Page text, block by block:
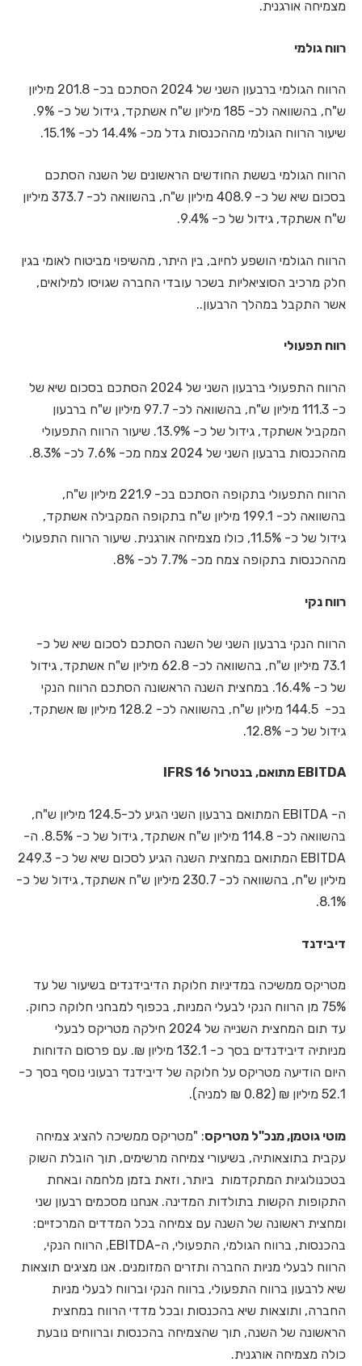
מצמיחה אורגנית.
רווח גולמי
הרווח הגולמי ברבעון השני של 2024 הסתכם בכ- 201.8 מיליון
ש"ח, בהשוואה לכ- 185 מיליון ש"ח אשתקד, גידול של כ- 9%.
שיעור הרווח הגולמי מההכנסות גדל מכ- 14.4% לכ- 15.1%.
הרווח הגולמי בששת החודשים הראשונים של השנה הסתכם
בסכום שיא של כ- 408.9 מיליון ש"ח, בהשוואה לכ- 373.7 מיליון
ש"ח אשתקד, גידול של כ- 9.4%.
הרווח הגולמי הושפע לחיוב, בין היתר, מהשיפוי מביטוח לאומי בגין
חלק מרכיב הסוציאליות בשכר עובדי החברה שגויסו למילואים,
אשר התקבל במהלך הרבעון..
רווח תפעולי
הרווח התפעולי ברבעון השני של 2024 הסתכם בסכום שיא של
כ- 111.3 מיליון ש"ח, בהשוואה לכ- 97.7 מיליון ש"ח ברבעון
המקביל אשתקד, גידול של כ- 13.9%. שיעור הרווח התפעולי
מההכנסות ברבעון השני של 2024 צמח מכ- 7.6% לכ- 8.3%.
הרווח התפעולי בתקופה הסתכם בכ- 221.9 מיליון ש"ח,
בהשוואה לכ- 199.1 מיליון ש"ח בתקופה המקבילה אשתקד,
גידול של כ- 11.5%, כולו מצמיחה אורגנית. שיעור הרווח התפעולי
מההכנסות בתקופה צמח מכ- 7.7% לכ- 8%.
רווח נקי
הרווח הנקי ברבעון השני של השנה הסתכם לסכום שיא של כ-
73.1 מיליון ש"ח, בהשוואה לכ- 62.8 מיליון ש"ח אשתקד, גידול
של כ- 16.4%. במחצית השנה הראשונה הסתכם הרווח הנקי
בכ- 144.5 מיליון ש"ח, בהשוואה לכ- 128.2 מיליון ₪ אשתקד,
גידול של כ- 12.8%.
EBITDA מתואם, בנטרול IFRS 16
ה- EBITDA המתואם ברבעון השני הגיע לכ-124.5 מיליון ש"ח,
בהשוואה לכ- 114.8 מיליון ש"ח אשתקד, גידול של כ- 8.5%. ה-
EBITDA המתואם במחצית השנה הגיע לסכום שיא של כ- 249.3
מיליון ש"ח, בהשוואה לכ- 230.7 מיליון ש"ח אשתקד, גידול של כ-
8.1%.
דיבידנד
מטריקס ממשיכה במדיניות חלוקת הדיבידנדים בשיעור של עד
75% מן הרווח הנקי לבעלי המניות, בכפוף למבחני חלוקה כחוק.
עד תום המחצית השנייה של 2024 חילקה מטריקס לבעלי
מניותיה דיבידנדים בסך כ- 132.1 מיליון ₪. עם פרסום הדוחות
היום הודיעה מטריקס על חלוקה של דיבידנד רבעוני נוסף בסך כ-
52.1 מיליון ₪ (0.82 ₪ למניה).
מוטי גוטמן, מנכ"ל מטריקס: "מטריקס ממשיכה להציג צמיחה
עקבית בתוצאותיה, בשיעורי צמיחה מרשימים, תוך הובלת השוק
בטכנולוגיות המתקדמות ביותר, וזאת בזמן מלחמה ובאחת
התקופות הקשות בתולדות המדינה. אנחנו מסכמים רבעון שני
ומחצית ראשונה של השנה עם צמיחה בכל המדדים המרכזיים:
בהכנסות, ברווח הגולמי, התפעולי, ה-EBITDA, הרווח הנקי,
הרווח לבעלי מניות החברה ותזרים המזומנים. אנו מציגים תוצאות
שיא לרבעון ברווח התפעולי, ברווח הנקי וברווח לבעלי מניות
החברה, ותוצאות שיא בהכנסות ובכל מדדי הרווח במחצית
הראשונה של השנה, תוך שהצמיחה בהכנסות וברווחים נובעת
כולה מצמיחה אורגנית.